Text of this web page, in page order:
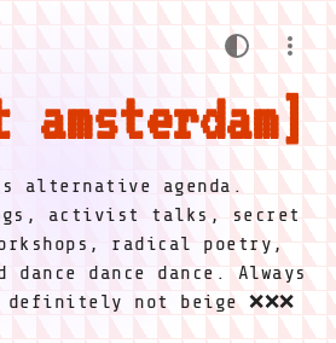
amsterdam
alternative agenda.
activist talks, secret
radical poetry,
dance dance dance. Always
not beige ❌❌❌